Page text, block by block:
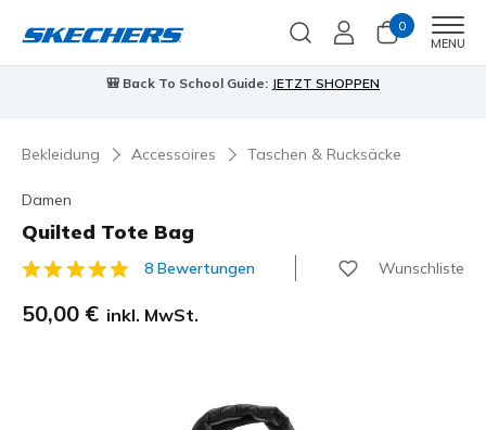
0
MENU
Skechers VIP:45 Tage kostenlose Rückgabe für Mitglieder
Bekleidung Accessoires Taschen & Rucksäcke
Damen
Quilted Tote Bag
3,9 von 5 Kundenbewertungen
8 Bewertungen Wunschliste
50,00 € inkl. MwSt.